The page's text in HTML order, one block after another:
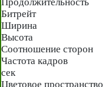
Битрейт :
Ширина :
Высота :
Соотношение
Частота кадров :
сек
Цветовое